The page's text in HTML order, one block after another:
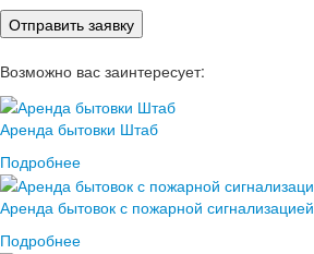
Возможно вас заинтересует:
Аренда бытовки Штаб
Подробнее
Аренда бытовок с пожарной сигнализацией
Подробнее